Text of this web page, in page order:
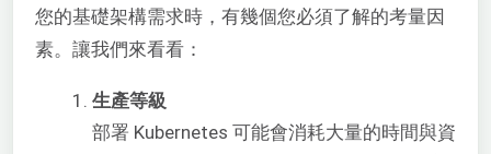
您的基礎架構需求時，有幾個您必須了解的考量因
素。讓我們來看看：
生產等級
部署 Kubernetes 可能會消耗大量的時間與資